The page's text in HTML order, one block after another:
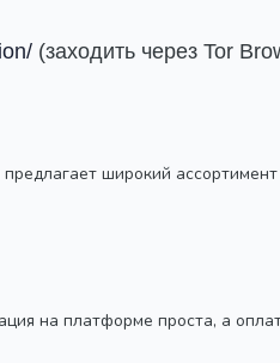
(заходить через Tor
широкий
на платформе проста, а